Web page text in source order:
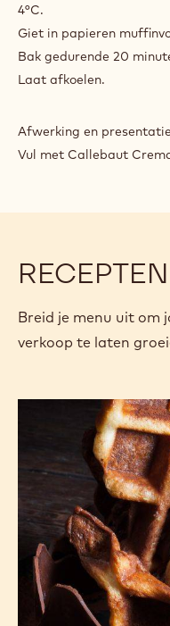
4°C.
Giet in papieren
Bak gedurende 20
Laat afkoelen.
Afwerking en presentatie
Vul met Callebaut
RECEPTEN
Breid je menu uit om
verkoop te laten